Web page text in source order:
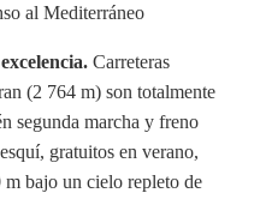
al Mediterráneo
Carreteras
(2 764 m) son totalmente
segunda marcha y freno
gratuitos en verano,
m bajo un cielo repleto de